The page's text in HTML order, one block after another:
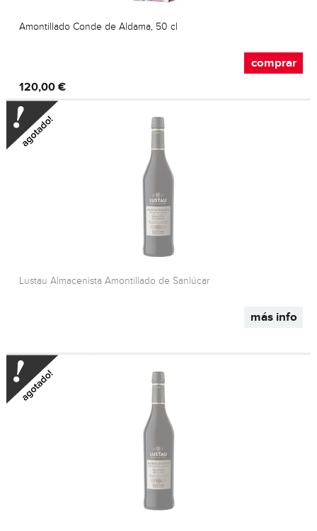
comprar
Amontillado Conde de Aldama, 50 cl
120,00 €
más info
Lustau Almacenista Amontillado de Sanlúcar